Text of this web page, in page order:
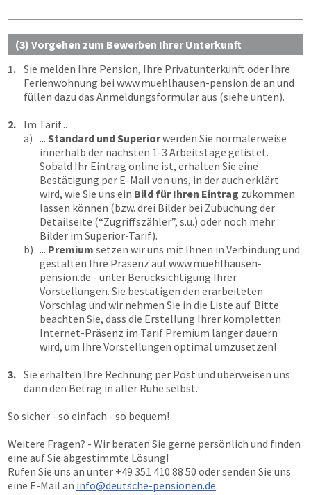
(3) Vorgehen zum Bewerben Ihrer Unterkunft
1. Sie melden Ihre Pension, Ihre Privatunterkunft oder Ihre
Ferienwohnung bei www.muehlhausen-pension.de an und
füllen dazu das Anmeldungsformular aus (siehe unten).
2. Im Tarif...
a) ... Standard und Superiorwerden Sie normalerweise
innerhalb der nächsten 1-3 Arbeitstage gelistet.
Sobald Ihr Eintrag online ist, erhalten Sie eine
Bestätigung per E-Mail von uns, in der auch erklärt
wird, wie Sie uns ein Bild für Ihren Eintrag zukommen
lassen können (bzw. drei Bilder bei Zubuchung der
Detailseite (“Zugriffszähler”, s.u.) oder noch mehr
Bilder im Superior-Tarif).
b) ... Premium setzen wir uns mit Ihnen in Verbindung und
gestalten Ihre Präsenz aufwww.muehlhausen-
pension.de - unter Berücksichtigung Ihrer
Vorstellungen. Sie bestätigen den erarbeiteten
Vorschlag und wir nehmen Sie in die Liste auf. Bitte
beachten Sie, dass die Erstellung Ihrer kompletten
Internet-Präsenz im Tarif Premium länger dauern
wird, um Ihre Vorstellungen optimal umzusetzen!
3. Sie erhalten Ihre Rechnung per Post und überweisen uns
dann den Betrag in aller Ruhe selbst.
So sicher - so einfach - so bequem!
Weitere Fragen? - Wir beraten Sie gerne persönlich und finden
eine auf Sie abgestimmte Lösung!
Rufen Sie uns an unter +49 351 410 88 50 oder senden Sie uns
eine E-Mail an info@deutsche-pensionen.de.